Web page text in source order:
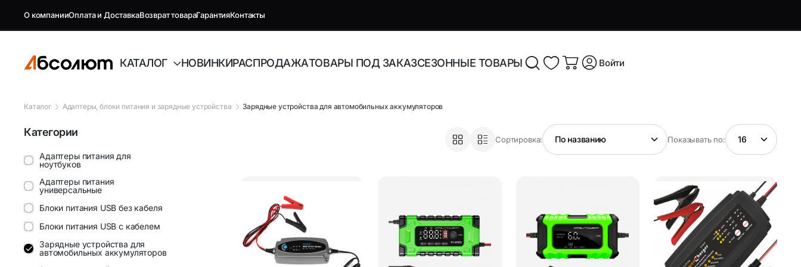
О компанииОплата и ДоставкаВозврат товараГарантияКонтакты
КАТАЛОГ
GSM репитеры, антенны и
комплектующие
Антенны GSM
Комплектующие GSM Автовидеорегистраторы
Аудиотехника
Адаптеры, блоки питания и
Инструменты и расходные
материалы
Аксессуары и устройства для
смартфонов
Беспроводные ЗУ
Кабели, переходники и ТВ-
компоненты
НОВИНКИРАСПРОДАЖАТОВАРЫ ПОД ЗАКАЗСЕЗОННЫЕ ТОВАРЫ Войти
Каталог Адаптеры, блоки питания и зарядные устройства Зарядные устройства для автомобильных аккумуляторов
Категории
Адаптеры питания для
ноутбуков
Адаптеры питания
универсальные
Блоки питания USB без кабеля
Блоки питания USB с кабелем
Зарядные устройства для
автомобильных аккумуляторов
Сортировка: Показывать по: